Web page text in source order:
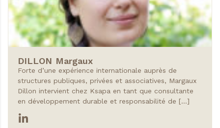
DILLON Margaux
Forte d’une expérience internationale auprès de
structures publiques, privées et associatives, Margaux
Dillon intervient chez Ksapa en tant que consultante
en développement durable et responsabilité de […]